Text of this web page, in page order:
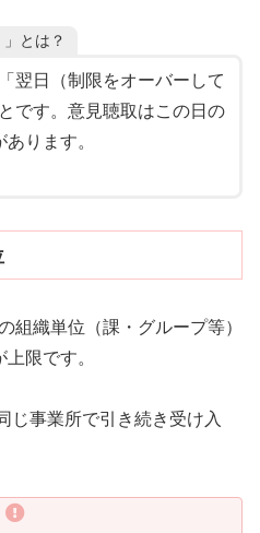
」とは？
翌日（制限をオーバーして
です。意見聴取はこの日の
ります。
組織単位（課・グループ等）
限です。
じ事業所で引き続き受け入